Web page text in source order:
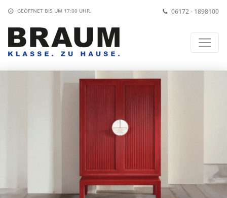
GEÖFFNET BIS UM 17:00 UHR. 06172 - 1898100